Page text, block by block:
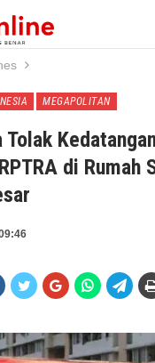
MEGAPOLITAN
Tolak
di Rumah